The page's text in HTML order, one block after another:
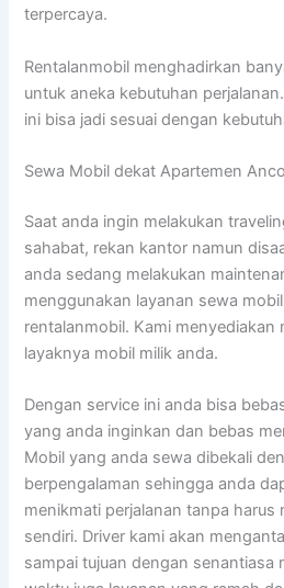
terpercaya.
Rentalanmobil menghadirkan
untuk aneka kebutuhan
ini bisa jadi sesuai dengan
Sewa Mobil dekat Apartemen
Saat anda ingin melakukan
sahabat, rekan kantor namun
anda sedang melakukan
menggunakan layanan sewa
rentalanmobil. Kami menyediakan
layaknya mobil milik anda.
Dengan service ini anda bisa
yang anda inginkan dan bebas
Mobil yang anda sewa dibekali
berpengalaman sehingga anda
menikmati perjalanan tanpa harus
sendiri. Driver kami akan
sampai tujuan dengan senantiasa